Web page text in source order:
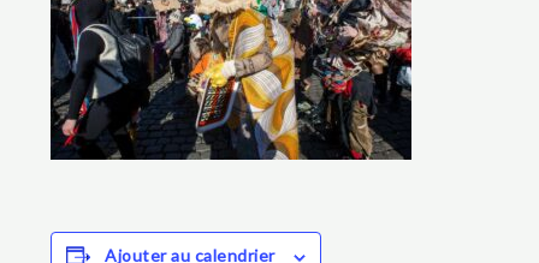
Ajouter au calendrier